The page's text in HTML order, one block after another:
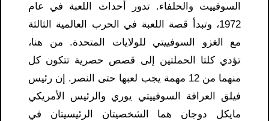
السوفييت والحلفاء. تدور أحداث اللعبة في عام
1972، وتبدأ قصة اللعبة في الحرب العالمية الثالثة
مع الغزو السوفييتي للولايات المتحدة. من هنا،
تؤدي كلتا الحملتين إلى قصص حصرية تتكون كل
منهما من 12 مهمة يجب لعبها حتى النصر. إن رئيس
فيلق العرافة السوفييتي يوري والرئيس الأمريكي
مايكل دوجان هما الشخصيتان الرئيسيتان في